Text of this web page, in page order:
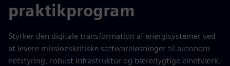
praktikprogram
Styrker den digitale transformation af energisystemer ved
at levere missionskritiske softwareløsninger til autonom
netstyring, robust infrastruktur og bæredygtige elnetværk.